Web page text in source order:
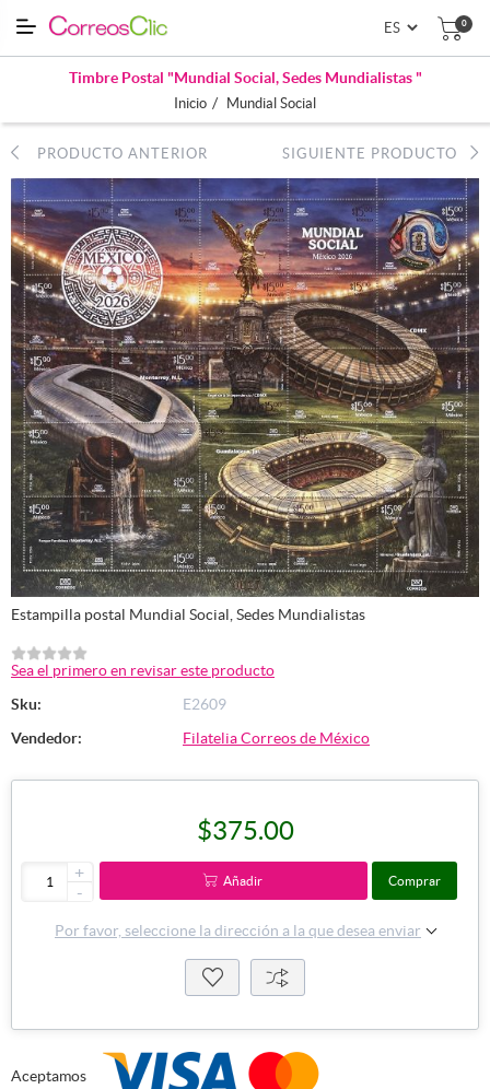
0
Timbre Postal "Mundial Social, Sedes Mundialistas "
Inicio / Mundial Social
PRODUCTO ANTERIOR SIGUIENTE PRODUCTO
Estampilla postal Mundial Social, Sedes Mundialistas
Sea el primero en revisar este producto
Sku:
E2609
Vendedor:
Filatelia Correos de México
$375.00
+
-
Añadir Comprar
Por favor, seleccione la dirección a la que desea enviar
Aceptamos